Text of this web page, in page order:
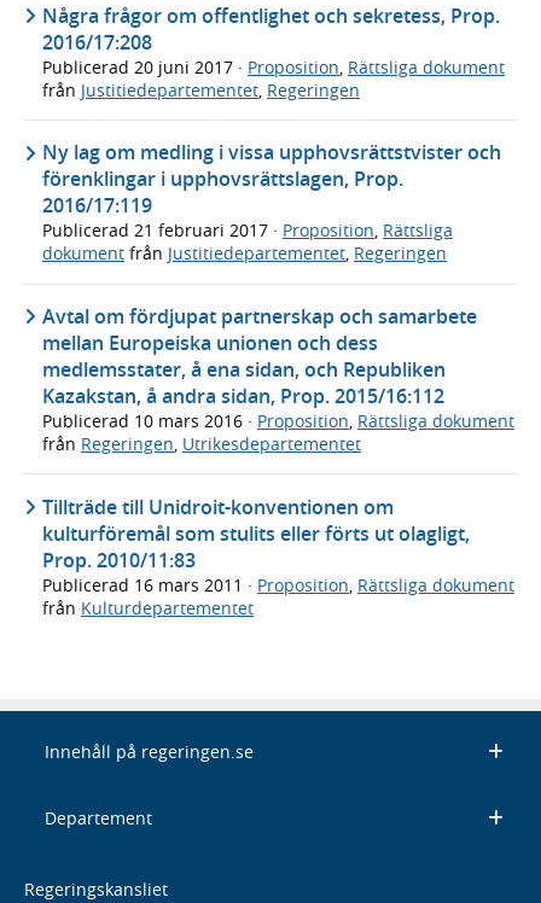
Några frågor om offentlighet och sekretess, Prop.
2016/17:208
Publicerad 20 juni 2017 · Proposition Rättsliga dokument
från Justitiedepartementet Regeringen
Ny lag om medling i vissa upphovsrättstvister och
förenklingar i upphovsrättslagen, Prop.
2016/17:119
Publicerad 21 februari 2017 · Proposition, Rättsliga
dokument från Justitiedepartementet, Regeringen
Avtal om fördjupat partnerskap och samarbete
mellan Europeiska unionen och dess
medlemsstater, å ena sidan, och Republiken
Kazakstan, å andra sidan, Prop. 2015/16:112
Publicerad 10 mars 2016 · Proposition, Rättsliga dokument
från Regeringen, Utrikesdepartementet
Tillträde till Unidroit-konventionen om
kulturföremål som stulits eller förts ut olagligt,
Prop. 2010/11:83
Publicerad 16 mars 2011 · Proposition Rättsliga dokument
från Kulturdepartementet
Innehåll på regeringen.se
Departement
Regeringskansliet